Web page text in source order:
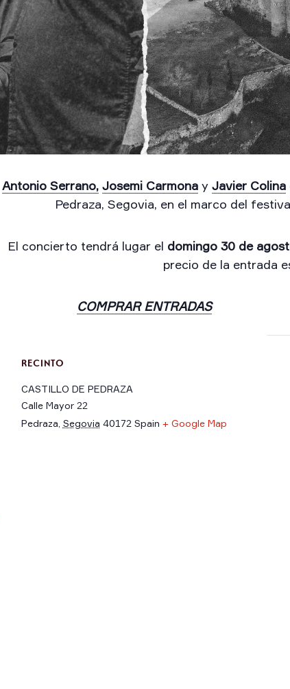
Antonio Serrano, Josemi Carmona y Javier Colina
Pedraza, Segovia, en el marco del
El concierto tendrá lugar el domingo 30 de
precio de la entrada
COMPRAR ENTRADAS
RECINTO
CASTILLO DE PEDRAZA
Calle Mayor 22
Pedraza Segovia 40172 Spain + Google Map